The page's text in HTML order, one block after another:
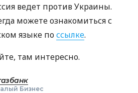
ведет против Украины.
можете ознакомиться с
языке поссылке.
там интересно.
Бизнес